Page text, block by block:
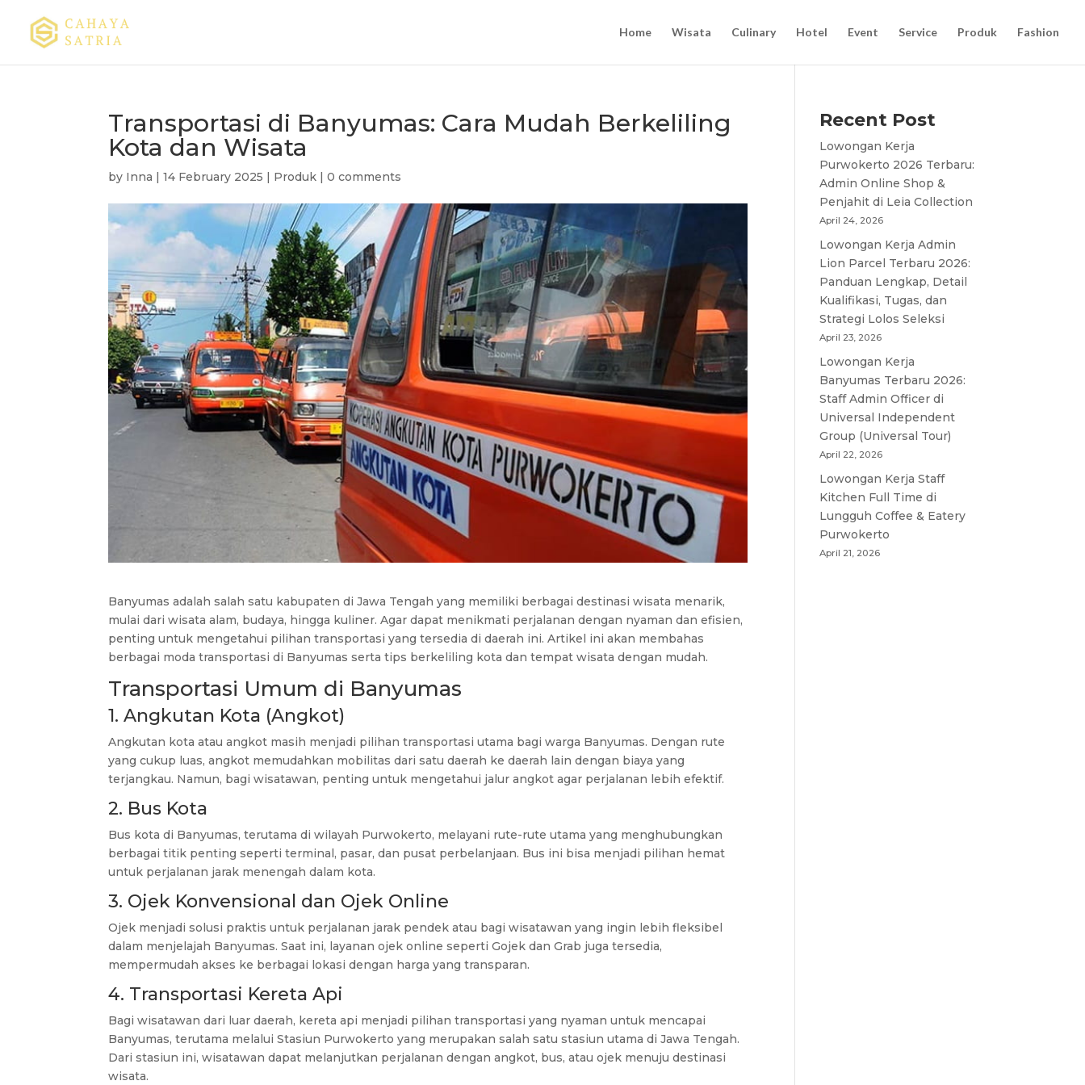
Home Wisata Culinary Hotel Event Service Produk Fashion
Transportasi di Banyumas: Cara Mudah Berkeliling
Kota dan Wisata
by Inna |14 February 2025 | Produk |0 comments
Banyumas adalah salah satu kabupaten di Jawa Tengah yang memiliki berbagai destinasi wisata menarik,
mulai dari wisata alam, budaya, hingga kuliner. Agar dapat menikmati perjalanan dengan nyaman dan efisien,
penting untuk mengetahui pilihan transportasi yang tersedia di daerah ini. Artikel ini akan membahas
berbagai moda transportasi di Banyumas serta tips berkeliling kota dan tempat wisata dengan mudah.
Transportasi Umum di Banyumas
1. Angkutan Kota (Angkot)
Angkutan kota atau angkot masih menjadi pilihan transportasi utama bagi warga Banyumas. Dengan rute
yang cukup luas, angkot memudahkan mobilitas dari satu daerah ke daerah lain dengan biaya yang
terjangkau. Namun, bagi wisatawan, penting untuk mengetahui jalur angkot agar perjalanan lebih efektif.
2. Bus Kota
Bus kota di Banyumas, terutama di wilayah Purwokerto, melayani rute-rute utama yang menghubungkan
berbagai titik penting seperti terminal, pasar, dan pusat perbelanjaan. Bus ini bisa menjadi pilihan hemat
untuk perjalanan jarak menengah dalam kota.
3. Ojek Konvensional dan Ojek Online
Ojek menjadi solusi praktis untuk perjalanan jarak pendek atau bagi wisatawan yang ingin lebih fleksibel
dalam menjelajah Banyumas. Saat ini, layanan ojek online seperti Gojek dan Grab juga tersedia,
mempermudah akses ke berbagai lokasi dengan harga yang transparan.
4. Transportasi Kereta Api
Bagi wisatawan dari luar daerah, kereta api menjadi pilihan transportasi yang nyaman untuk mencapai
Banyumas, terutama melalui Stasiun Purwokerto yang merupakan salah satu stasiun utama di Jawa Tengah.
Dari stasiun ini, wisatawan dapat melanjutkan perjalanan dengan angkot, bus, atau ojek menuju destinasi
wisata.
Recent Post
Lowongan Kerja
Purwokerto 2026 Terbaru:
Admin Online Shop &
Penjahit di Leia Collection
April 24, 2026
Lowongan Kerja Admin
Lion Parcel Terbaru 2026:
Panduan Lengkap, Detail
Kualifikasi, Tugas, dan
Strategi Lolos Seleksi
April 23, 2026
Lowongan Kerja
Banyumas Terbaru 2026:
Staff Admin Officer di
Universal Independent
Group (Universal Tour)
April 22, 2026
Lowongan Kerja Staff
Kitchen Full Time di
Lungguh Coffee & Eatery
Purwokerto
April 21, 2026